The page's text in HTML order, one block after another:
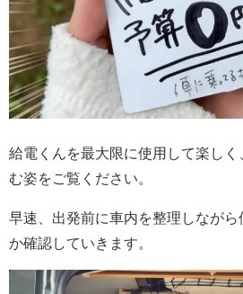
給電くんを最大限に使用して楽し
む姿をご覧ください。
早速、出発前に車内を整理しなが
か確認していきます。